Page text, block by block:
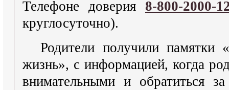
Телефоне доверия 8-800-2000-
круглосуточно).
Родители получили памятки
жизнь», с информацией, когда
внимательными и обратиться